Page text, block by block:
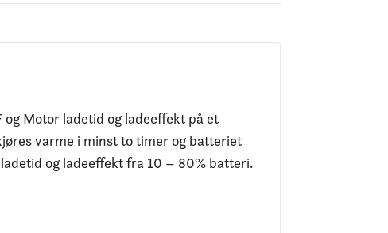
Motor ladetid og ladeeffekt på et
varme i minst to timer og batteriet
og ladeeffekt fra 10 – 80% batteri.